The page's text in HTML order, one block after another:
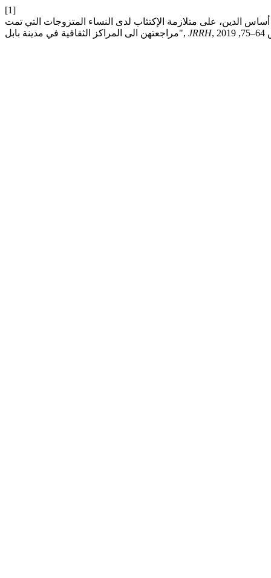
[1]
الدين، على متلازمة الإكتئاب لدى النساء المتزوجات التي تمت
مراجعتهن الى المراكز الثقافية في مدينة بابل", JRRH